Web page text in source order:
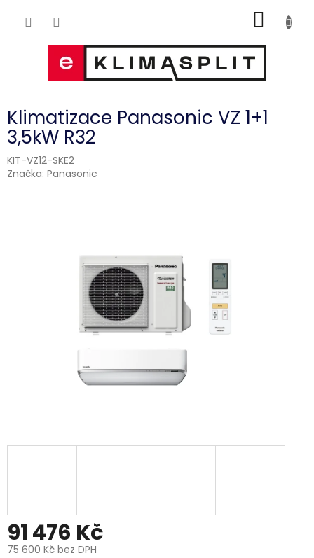
KOŠÍK
Klimatizace Panasonic VZ 1+1
3,5kW R32
KIT-VZ12-SKE2
Značka: Panasonic
91 476 Kč
75 600 Kč bez DPH